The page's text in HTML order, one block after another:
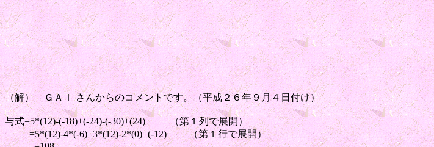
（解） ＧＡＩ さんからのコメントです。（平成２６年９月４日付け）
与式=5*(12)-(-18)+(-24)-(-30)+(24) （第１列で展開）
=5*(12)-4*(-6)+3*(12)-2*(0)+(-12) （第１行で展開）